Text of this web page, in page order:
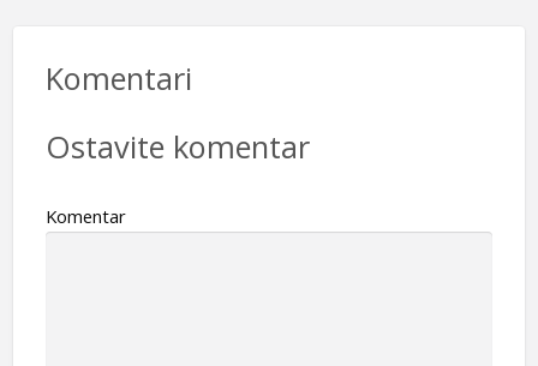
Komentari
Ostavite komentar
Komentar